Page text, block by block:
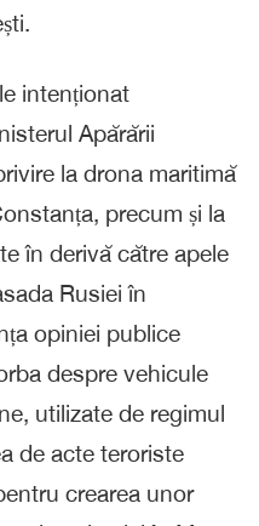
intenționat
Apărării
la drona maritimă
precum și la
în derivă către apele
Rusiei în
opiniei publice
despre vehicule
utilizate de regimul
de acte teroriste
crearea unor